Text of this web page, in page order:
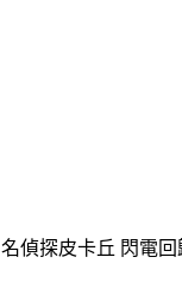
偵探皮卡丘 閃電